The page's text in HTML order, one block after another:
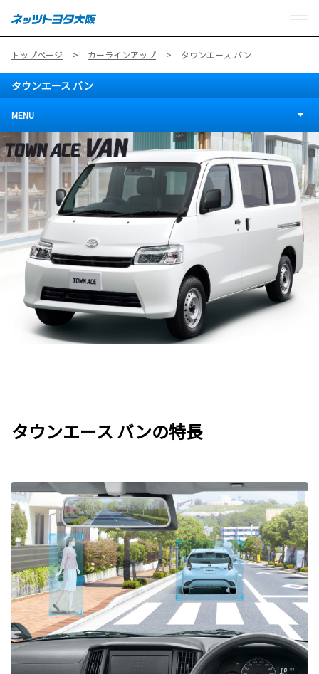
トップページ カーラインアップ タウンエース バン
タウンエース バン
MENU
タウンエース バンの特長